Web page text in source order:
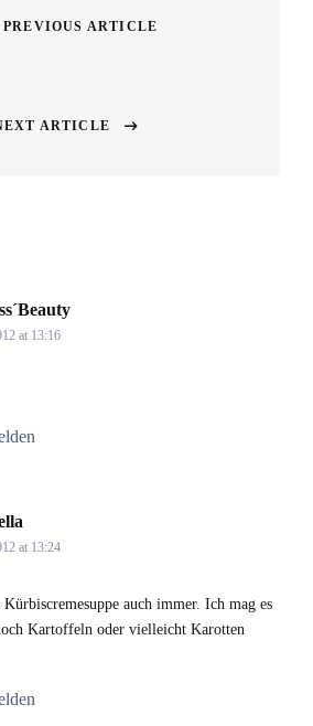
PREVIOUS ARTICLE
ARTICLE
at 13:16
at 13:24
auch immer. Ich mag es
Kartoffeln oder vielleicht Karotten